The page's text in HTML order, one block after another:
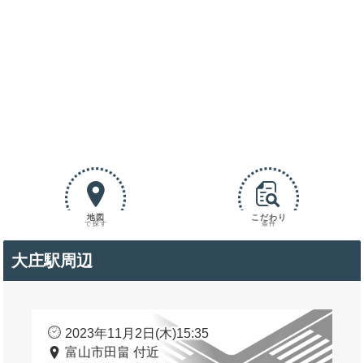
地図
で探す
こだわり
条件
大庄駅周辺
2023年11月2日(木)15:35
富山市田畠 付近